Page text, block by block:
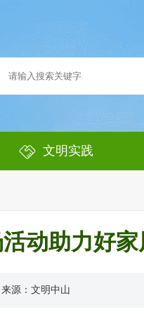
文明实践
动助力好
源：文明中山